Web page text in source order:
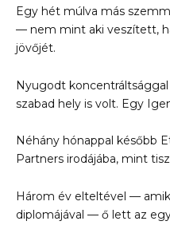
Egy hét múlva más
— nem mint aki veszített,
jövőjét.
Nyugodt
szabad hely is volt. Egy
Néhány hónappal később
Partners irodájába, mint
Három év elteltével —
diplomájával — ő lett az